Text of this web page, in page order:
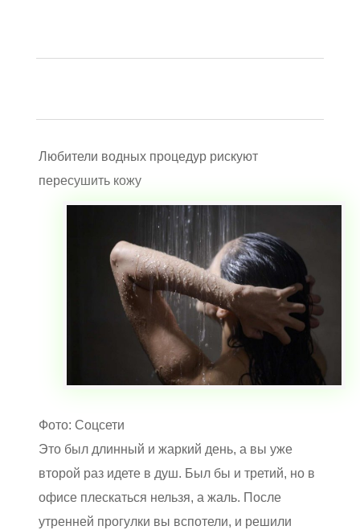
Любители водных процедур рискуют
пересушить кожу
Фото: Соцсети
Это был длинный и жаркий день, а вы уже
второй раз идете в душ. Был бы и третий, но в
офисе плескаться нельзя, а жаль. После
утренней прогулки вы вспотели, и решили